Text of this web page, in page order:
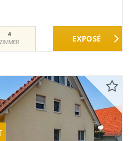
4
ZIMMER